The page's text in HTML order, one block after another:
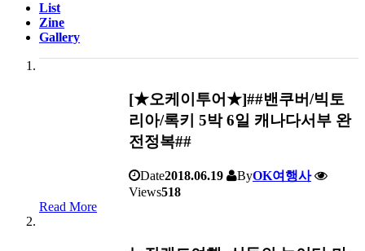
List
Zine
Gallery
[★오케이투어★]##밴쿠버/빅토
리아/록키 5박 6일 캐나다서부 완
전정복##
Date2018.06.19 ByOK여행사
Views518
Read More